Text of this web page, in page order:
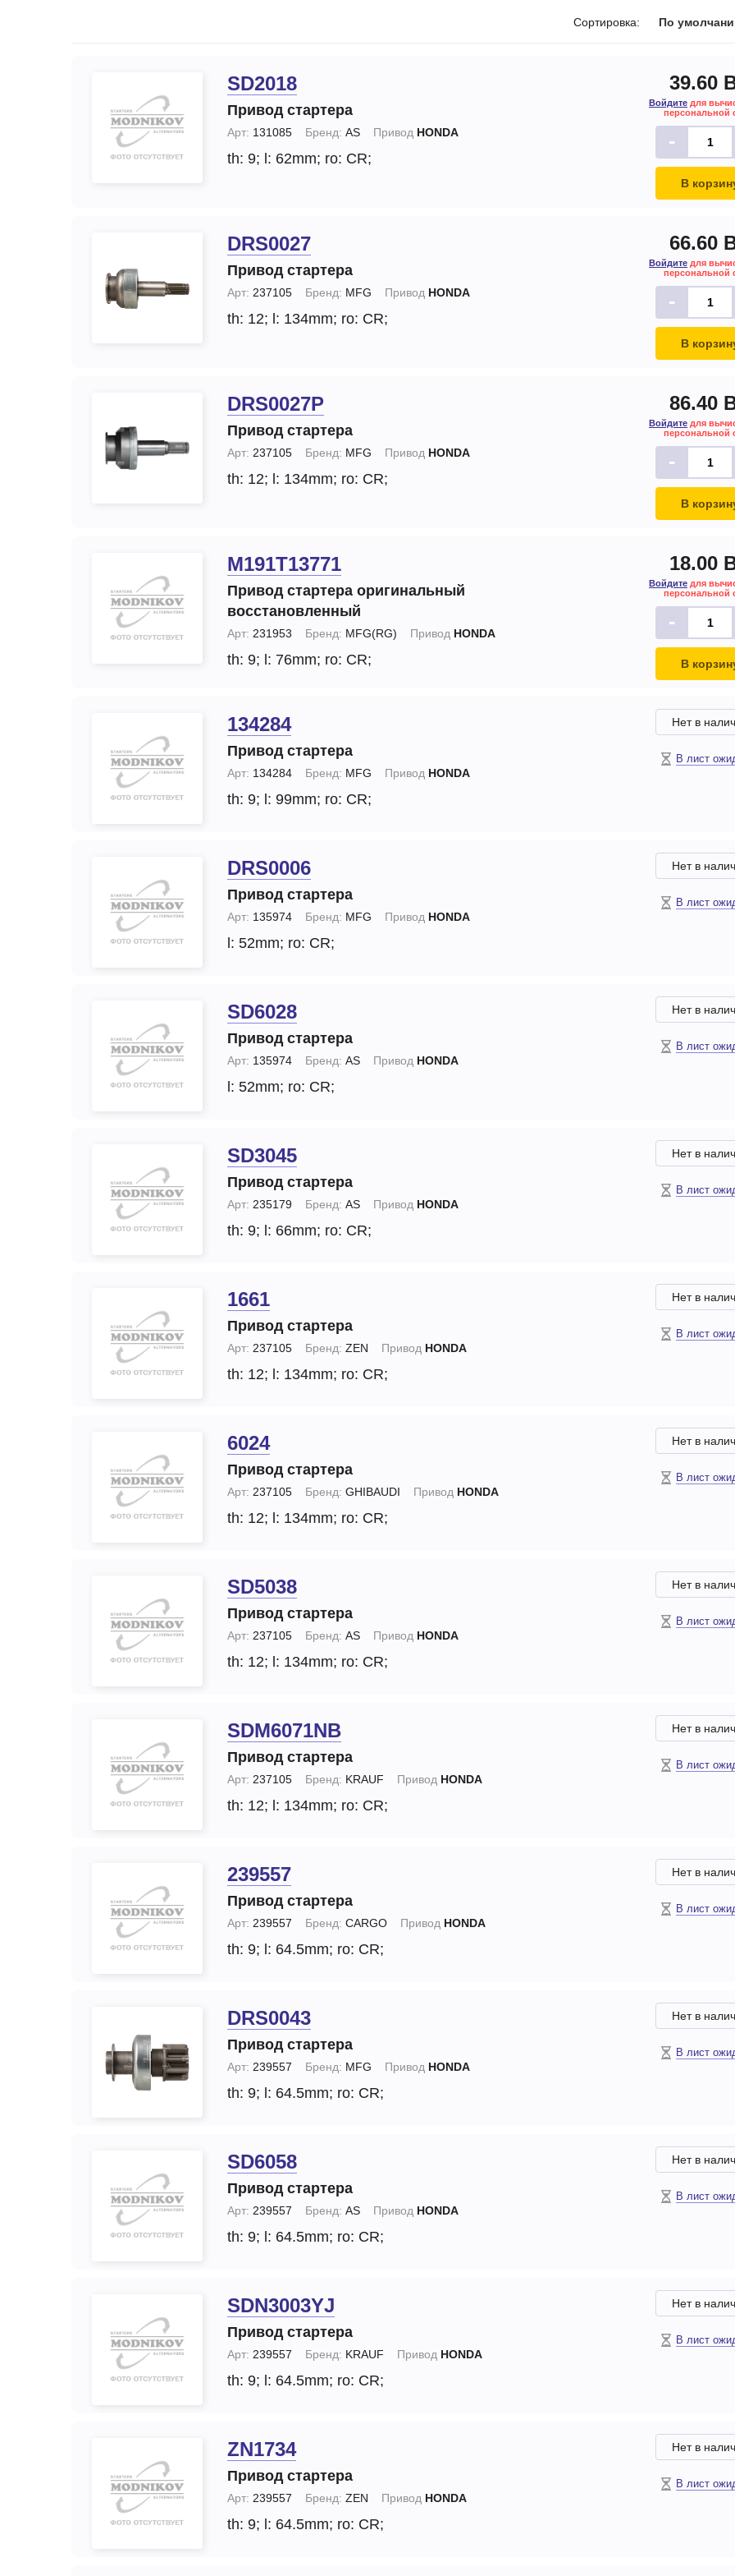
Тормозные суппорты
Щетки и
щеткодержатели
специальные
Замена стартера
Замена генераторов
Сортировка: По
SD2018
Привод стартера
Арт: 131085 Бренд: AS Привод HONDA
th: 9; l: 62mm; ro: CR;
39.60
Войдите для
персональной
-
В
DRS0027
Привод стартера
Арт: 237105 Бренд: MFG Привод HONDA
th: 12; l: 134mm; ro: CR;
66.60
Войдите для
персональной
-
В
DRS0027P
Привод стартера
Арт: 237105 Бренд: MFG Привод HONDA
th: 12; l: 134mm; ro: CR;
86.40
Войдите для
персональной
-
В
M191T13771
Привод стартера оригинальный
восстановленный
Арт: 231953 Бренд: MFG(RG) Привод HONDA
th: 9; l: 76mm; ro: CR;
18.00
Войдите для
персональной
-
В
134284
Привод стартера
Арт: 134284 Бренд: MFG Привод HONDA
th: 9; l: 99mm; ro: CR;
Нет в
В лист
DRS0006
Привод стартера
Арт: 135974 Бренд: MFG Привод HONDA
l: 52mm; ro: CR;
Нет в
В лист
SD6028
Привод стартера
Арт: 135974 Бренд: AS Привод HONDA
l: 52mm; ro: CR;
Нет в
В лист
SD3045
Привод стартера
Арт: 235179 Бренд: AS Привод HONDA
th: 9; l: 66mm; ro: CR;
Нет в
В лист
1661
Привод стартера
Арт: 237105 Бренд: ZEN Привод HONDA
th: 12; l: 134mm; ro: CR;
Нет в
В лист
6024
Привод стартера
Арт: 237105 Бренд: GHIBAUDI Привод HONDA
th: 12; l: 134mm; ro: CR;
Нет в
В лист
SD5038
Привод стартера
Арт: 237105 Бренд: AS Привод HONDA
th: 12; l: 134mm; ro: CR;
Нет в
В лист
SDM6071NB
Привод стартера
Арт: 237105 Бренд: KRAUF Привод HONDA
th: 12; l: 134mm; ro: CR;
Нет в
В лист
239557
Привод стартера
Арт: 239557 Бренд: CARGO Привод HONDA
th: 9; l: 64.5mm; ro: CR;
Нет в
В лист
DRS0043
Привод стартера
Арт: 239557 Бренд: MFG Привод HONDA
th: 9; l: 64.5mm; ro: CR;
Нет в
В лист
SD6058
Привод стартера
Арт: 239557 Бренд: AS Привод HONDA
th: 9; l: 64.5mm; ro: CR;
Нет в
В лист
SDN3003YJ
Привод стартера
Арт: 239557 Бренд: KRAUF Привод HONDA
th: 9; l: 64.5mm; ro: CR;
Нет в
В лист
ZN1734
Привод стартера
Арт: 239557 Бренд: ZEN Привод HONDA
th: 9; l: 64.5mm; ro: CR;
Нет в
В лист